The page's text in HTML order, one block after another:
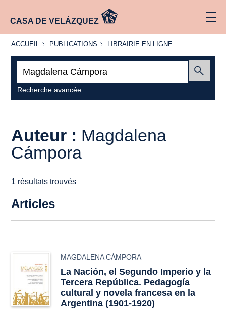
CASA DE VELÁZQUEZ
ACCUEIL
ACCUEIL PUBLICATIONS
PUBLICATIONS
LIBRAIRIE
LIBRAIRIE EN LIGNE
Recherche avancée
Auteur : Magdalena
Cámpora
1 résultats trouvés
Articles
MAGDALENA CÁMPORA
La Nación, el Segundo Imperio y la
Tercera República. Pedagogía
cultural y novela francesa en la
Argentina (1901-1920)